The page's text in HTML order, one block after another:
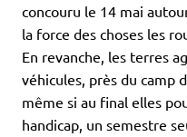
concouru le 14 mai
la force des choses les
En revanche, les terres
véhicules, près du camp
même si au final elles
handicap, un semestre